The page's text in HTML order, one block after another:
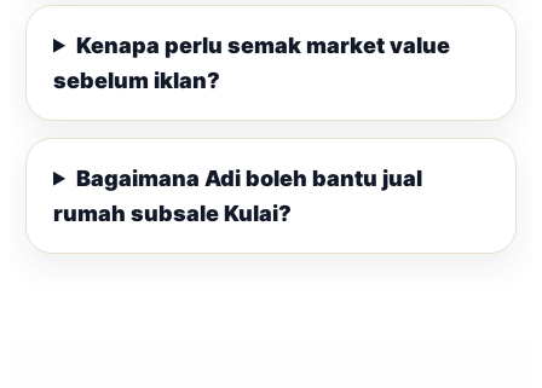
Kenapa perlu semak market value
sebelum iklan?
Bagaimana Adi boleh bantu jual
rumah subsale Kulai?